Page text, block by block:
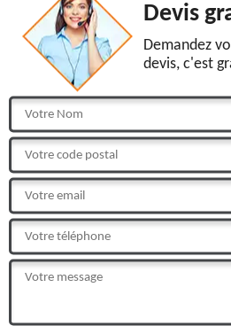
Devis
Demandez
devis, c'est